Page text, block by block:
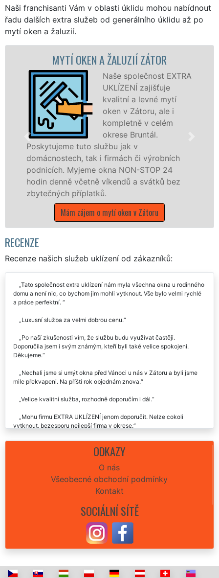
Naši franchisanti Vám v oblasti úklidu mohou nabídnout
řadu dalších extra služeb od generálního úklidu až po
mytí oken a žaluzií.
A ŽALUZIÍ ZÁTOR
Naše společnost EXTRA
UKLÍZENÍ zajišťuje
kvalitní a levné mytí
oken v Zátoru, ale i
kompletně v celém
okrese Bruntál.
službu jak v
i firmách či výrobních
okna NON-STOP 24
víkendů a svátků bez
o mytí oken v Zátoru
MYTÍ
po celém okrese
franchisových
UKLÍZENÍ, a to i
RECENZE
Recenze našich služeb uklízení od zákazníků:
Tato společnost extra uklízení nám myla všechna okna u rodinného
domu a není nic, co bychom jim mohli vytknout. Vše bylo velmi rychlé
a práce perfektní.
Luxusní služba za velmi dobrou cenu.
Po naší zkušenosti vím, že službu budu využívat častěji.
Doporučila jsem i svým známým, kteří byli také velice spokojeni.
Děkujeme.
Nechali jsme si umýt okna před Vánoci u nás v Zátoru a byli jsme
mile překvapeni. Na příští rok objednám znova.
Velice kvalitní služba, rozhodně doporučím i dál.
Mohu firmu EXTRA UKLÍZENÍ jenom doporučit. Nelze cokoli
vytknout, bezesporu nejlepší firma v okrese.
Skvělý servis, doporučuji.
za to rádi, příště už jen tahle supr firma.
Využili jsme služby této společnosti v Zátoru a můžeme jen a jen
Parádní služba za solidní cenu.
ODKAZY
O nás
Všeobecné obchodní podmínky
Kontakt
SOCIÁLNÍ SÍTĚ